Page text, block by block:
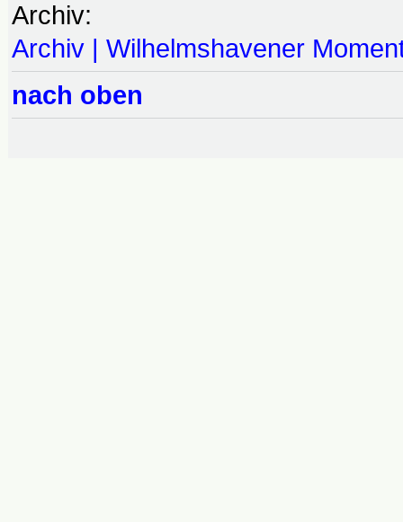
Archiv:
Archiv | Wilhelmshavener
nach oben